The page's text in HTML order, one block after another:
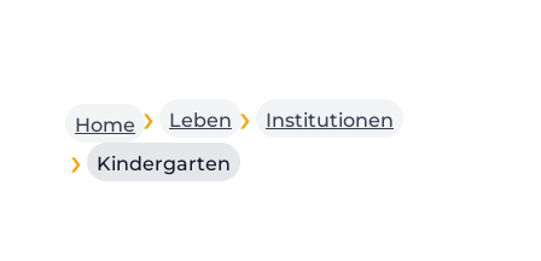
Home Leben
Institutionen
Kindergarten